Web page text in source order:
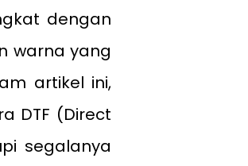
dengan
warna yang
artikel ini,
DTF (Direct
segalanya